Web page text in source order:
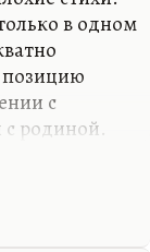
в одном
с
родиной.
как
на
нет